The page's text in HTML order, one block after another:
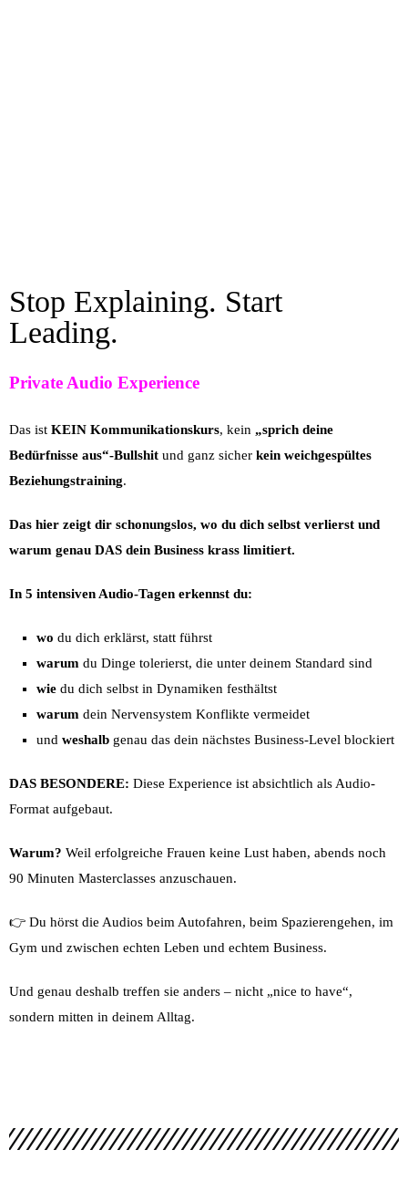
Stop Explaining. Start
Leading.
Private Audio Experience
Das ist KEIN Kommunikationskurs, kein „sprich deine
Bedürfnisse aus“-Bullshit und ganz sicher kein weichgespültes
Beziehungstraining.
Das hier zeigt dir schonungslos, wo du dich selbst verlierst und
warum genau DAS dein Business krass limitiert.
In 5 intensiven Audio-Tagen erkennst du:
wo du dich erklärst, statt führst
warum du Dinge tolerierst, die unter deinem Standard sind
wie du dich selbst in Dynamiken festhältst
warum dein Nervensystem Konflikte vermeidet
und weshalb genau das dein nächstes Business-Level blockiert
DAS BESONDERE: Diese Experience ist absichtlich als Audio-
Format aufgebaut.
Warum? Weil erfolgreiche Frauen keine Lust haben, abends noch
90 Minuten Masterclasses anzuschauen.
👉 Du hörst die Audios beim Autofahren, beim Spazierengehen, im
Gym und zwischen echten Leben und echtem Business.
Und genau deshalb treffen sie anders – nicht „nice to have“,
sondern mitten in deinem Alltag.